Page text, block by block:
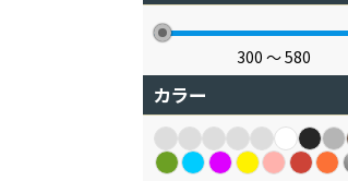
300 〜580
カラー